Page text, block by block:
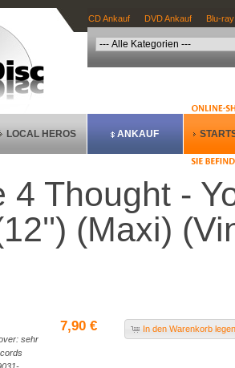
CD Ankauf DVD Ankauf Blu-
LOCAL HEROS ANKAUF
4 Thought -
(Maxi)
sehr
7,90 € In den Warenkorb